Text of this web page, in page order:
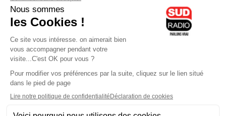
lyoncapitale.fr
olympique-et-lyonnais.com
L'application Iphone / Android
Téléchargez l'application
Les cookies
Gestion des cookies